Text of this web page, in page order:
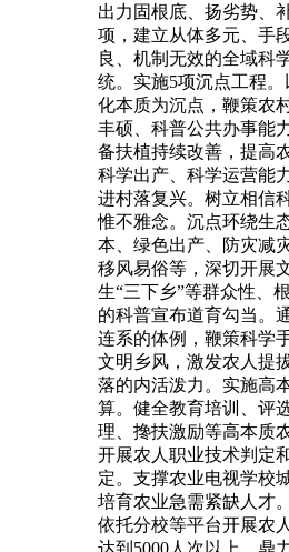
出力固根底、扬劣势、
项，建立从体多元、手
良、机制无效的全域科
统。实施5项沉点工程
化本质为沉点，鞭策农
丰硕、科普公共办事能
备扶植持续改善，提高
科学出产、科学运营能
进村落复兴。树立相信
惟不雅念。沉点环绕生
本、绿色出产、防灾减
移风易俗等，深切开展
生“三下乡”等群众性、
的科普宣布道育勾当。
连系的体例，鞭策科学
文明乡风，激发农人提
落的内活泼力。实施高
算。健全教育培训、评
理、搀扶激励等高本质
开展农人职业技术判定
定。支撑农业电视学校
培育农业急需紧缺人才
依托分校等平台开展农
达到5000人次以上，鼎